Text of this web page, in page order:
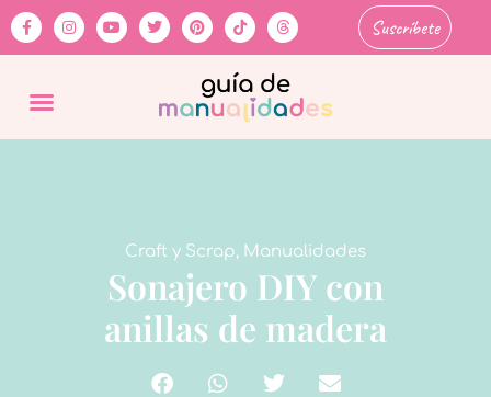
Suscríbete
Craft y Scrap, Manualidades
Sonajero DIY con
anillas de madera